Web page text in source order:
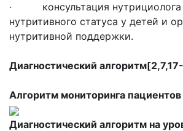
· консультация нутрициолога
нутритивного статуса у детей и
нутритивной поддержки.
Диагностический
Алгоритм мониторинга
Диагностический алгоритм на